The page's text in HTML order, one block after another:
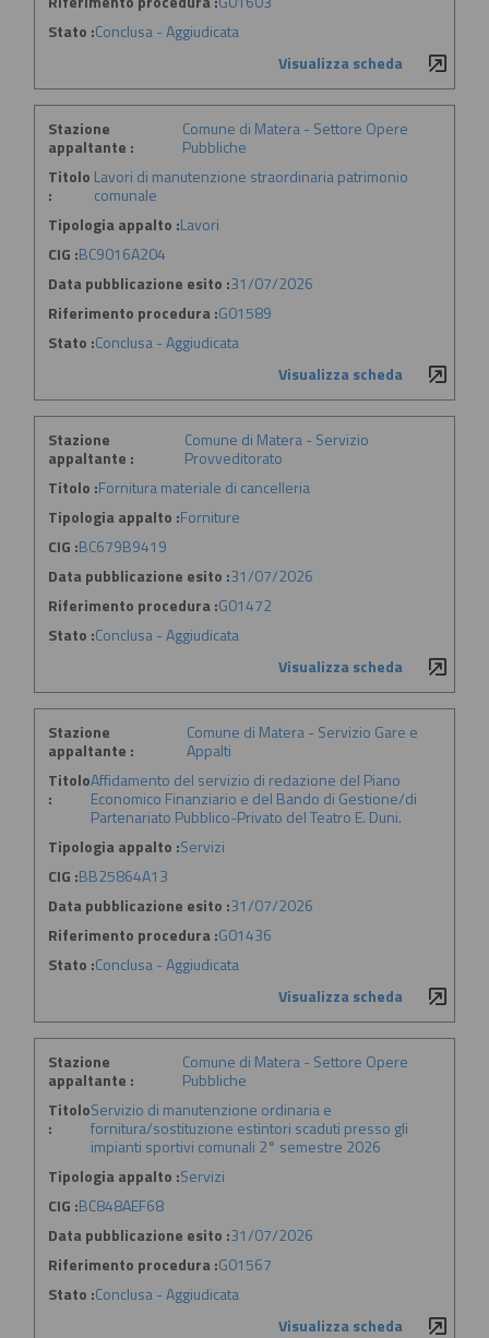
Stato :Conclusa - Aggiudicata
Visualizza scheda
Stazione
appaltante :
Comune di Matera - Settore Opere
Pubbliche
Titolo
:
Lavori di manutenzione straordinaria patrimonio
comunale
Tipologia appalto :Lavori
CIG :BC9016A204
Data pubblicazione esito :31/07/2026
Riferimento procedura :G01589
Stato :Conclusa - Aggiudicata
Visualizza scheda
Stazione
appaltante :
Comune di Matera - Servizio
Provveditorato
Titolo :Fornitura materiale di cancelleria
Tipologia appalto :Forniture
CIG :BC679B9419
Data pubblicazione esito :31/07/2026
Riferimento procedura :G01472
Stato :Conclusa - Aggiudicata
Visualizza scheda
Stazione
appaltante :
Comune di Matera - Servizio Gare e
Appalti
Titolo
:
Affidamento del servizio di redazione del Piano
Economico Finanziario e del Bando di Gestione/di
Partenariato Pubblico-Privato del Teatro E. Duni.
Tipologia appalto :Servizi
CIG :BB25864A13
Data pubblicazione esito :31/07/2026
Riferimento procedura :G01436
Stato :Conclusa - Aggiudicata
Visualizza scheda
Stazione
appaltante :
Comune di Matera - Settore Opere
Pubbliche
Titolo
:
Servizio di manutenzione ordinaria e
fornitura/sostituzione estintori scaduti presso gli
impianti sportivi comunali 2° semestre 2026
Tipologia appalto :Servizi
CIG :BC848AEF68
Data pubblicazione esito :31/07/2026
Riferimento procedura :G01567
Stato :Conclusa - Aggiudicata
Visualizza scheda